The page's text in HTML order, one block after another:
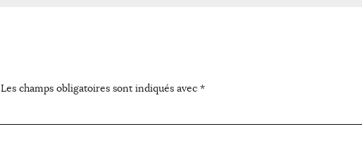
Les champs obligatoires sont indiqués avec *